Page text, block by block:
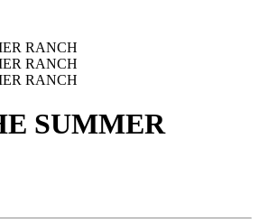
SUMMER